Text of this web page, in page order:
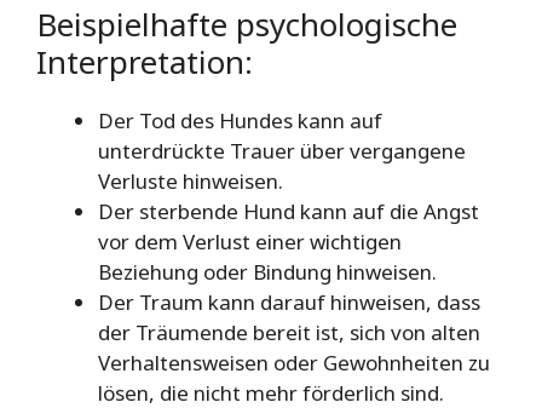
Beispielhafte psychologische
Interpretation:
Der Tod des Hundes kann auf
unterdrückte Trauer über vergangene
Verluste hinweisen.
Der sterbende Hund kann auf die Angst
vor dem Verlust einer wichtigen
Beziehung oder Bindung hinweisen.
Der Traum kann darauf hinweisen, dass
der Träumende bereit ist, sich von alten
Verhaltensweisen oder Gewohnheiten zu
lösen, die nicht mehr förderlich sind.